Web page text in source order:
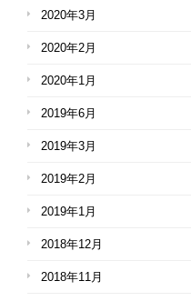
2020年3月
2020年2月
2020年1月
2019年6月
2019年3月
2019年2月
2019年1月
2018年12月
2018年11月